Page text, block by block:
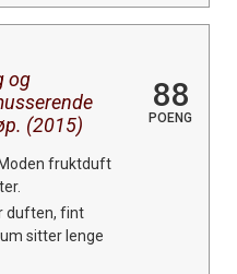
og
(2015)
88
POENG
fruktduft
duften, fint
sitter lenge